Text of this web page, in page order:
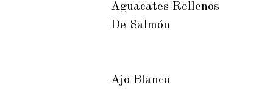
Aguacates Rellenos
De Salmón
Ajo Blanco